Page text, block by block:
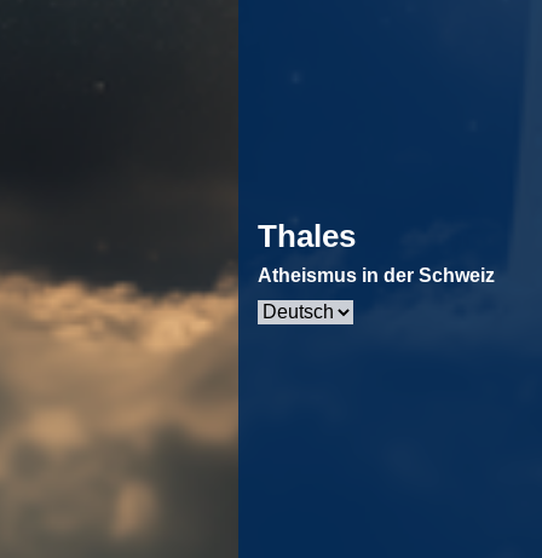
Thales
Atheismus in der Schweiz
Sprache